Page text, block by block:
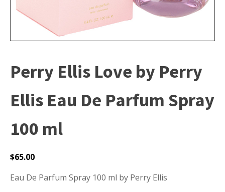
Perry Ellis Love by Perry
Ellis Eau De Parfum Spray
100 ml
$65.00
Eau De Parfum Spray 100 ml by Perry Ellis